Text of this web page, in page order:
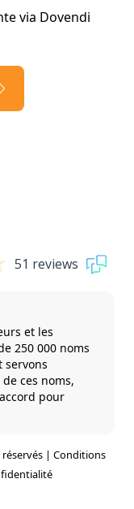
via Dovendi
51 reviews
et les
250 000 noms
servons
ces noms,
pour
| Conditions